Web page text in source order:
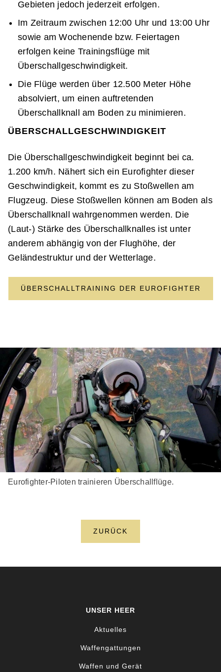
Gebieten jedoch jederzeit erfolgen.
Im Zeitraum zwischen 12:00 Uhr und 13:00 Uhr
sowie am Wochenende bzw. Feiertagen
erfolgen keine Trainingsflüge mit
Überschallgeschwindigkeit.
Die Flüge werden über 12.500 Meter Höhe
absolviert, um einen auftretenden
Überschallknall am Boden zu minimieren.
ÜBERSCHALLGESCHWINDIGKEIT
Die Überschallgeschwindigkeit beginnt bei ca.
1.200 km/h. Nähert sich ein Eurofighter dieser
Geschwindigkeit, kommt es zu Stoßwellen am
Flugzeug. Diese Stoßwellen können am Boden als
Überschallknall wahrgenommen werden. Die
(Laut‑) Stärke des Überschallknalles ist unter
anderem abhängig von der Flughöhe, der
Geländestruktur und der Wetterlage.
ÜBERSCHALLTRAINING DER EUROFIGHTER
Eurofighter-Piloten trainieren Überschallflüge.
ZURÜCK
UNSER HEER
Aktuelles
Waffengattungen
Waffen und Gerät